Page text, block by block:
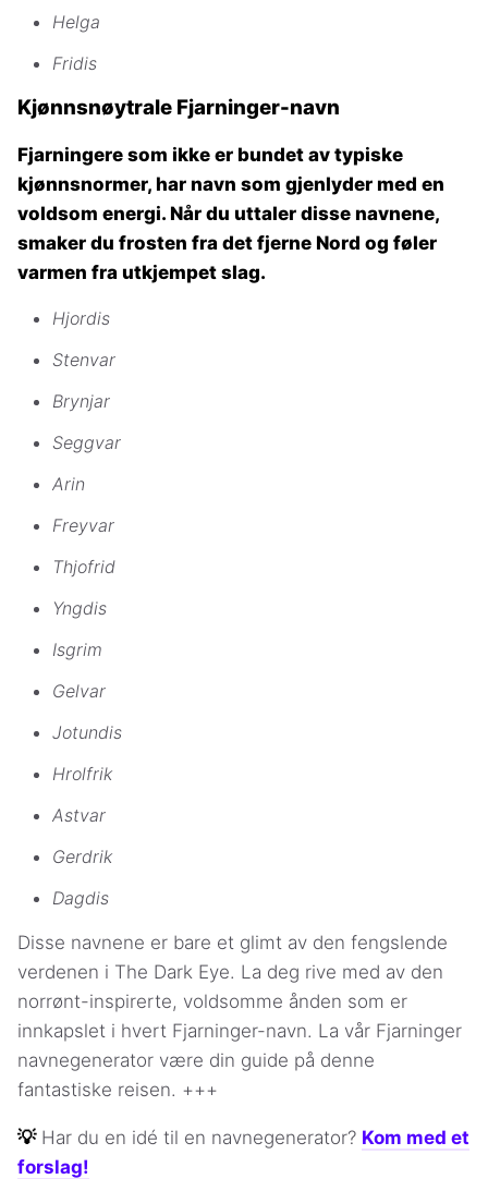
Helga
Fridis
Kjønnsnøytrale Fjarninger-navn
Fjarningere som ikke er bundet av typiske
kjønnsnormer, har navn som gjenlyder med en
voldsom energi. Når du uttaler disse navnene,
smaker du frosten fra det fjerne Nord og føler
varmen fra utkjempet slag.
Hjordis
Stenvar
Brynjar
Seggvar
Arin
Freyvar
Thjofrid
Yngdis
Isgrim
Gelvar
Jotundis
Hrolfrik
Astvar
Gerdrik
Dagdis
Disse navnene er bare et glimt av den fengslende
verdenen i The Dark Eye. La deg rive med av den
norrønt-inspirerte, voldsomme ånden som er
innkapslet i hvert Fjarninger-navn. La vår Fjarninger
navnegenerator være din guide på denne
fantastiske reisen. +++
💡 Har du en idé til en navnegenerator? Kom med et
forslag!